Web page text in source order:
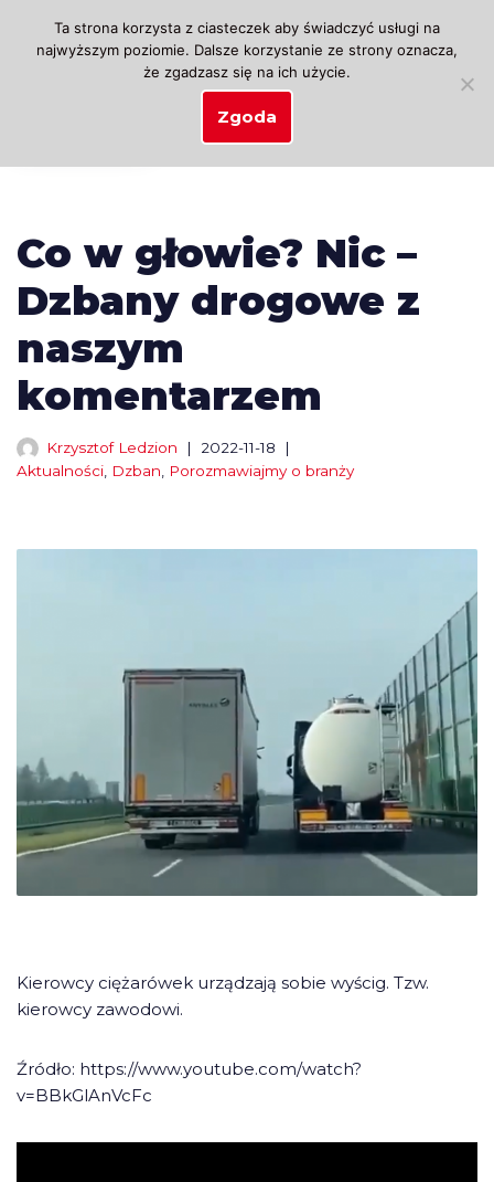
Przejdź
Co w głowie? Nic –
Dzbany drogowe z
naszym
komentarzem
Krzysztof Ledzion
2022-11-18
Aktualności Dzban Porozmawiajmy o branży
Kierowcy ciężarówek urządzają sobie wyścig. Tzw.
kierowcy zawodowi.
Źródło: https://www.youtube.com/watch?
v=BBkGlAnVcFc
Ta strona korzysta z ciasteczek aby świadczyć usługi na
najwyższym poziomie. Dalsze korzystanie ze strony oznacza,
że zgadzasz się na ich użycie.
Zgoda